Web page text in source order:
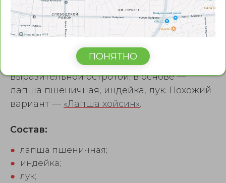
Удон с индейкой
«Удон с индейкой» — вок с овощами с
выразительной остротой; в основе —
лапша пшеничная, индейка, лук. Похожий
вариант — «Лапша хойсин».
Состав:
● лапша пшеничная;
●
индейка;
● лук;
ПОНЯТНО